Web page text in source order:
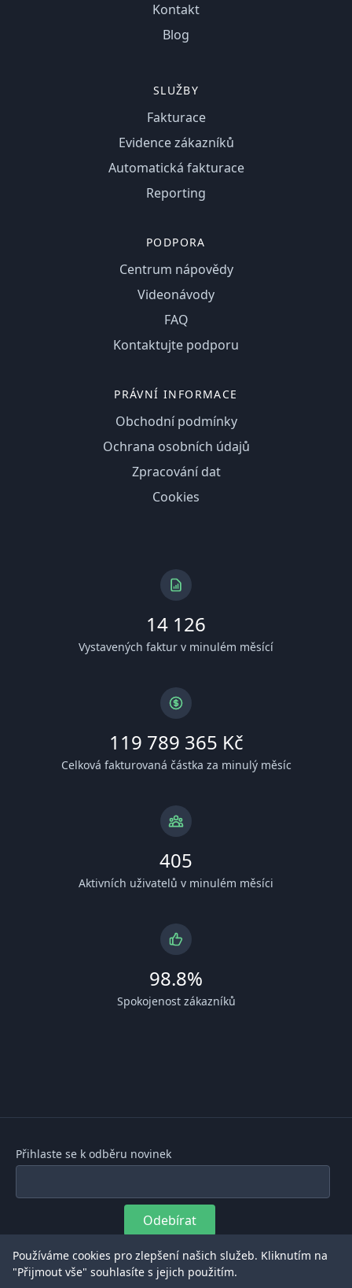
Používáme cookies pro zlepšení našich služeb. Kliknutím na
"Přijmout vše" souhlasíte s jejich použitím.
Kontakt
Blog
SLUŽBY
Fakturace
Evidence zákazníků
Automatická fakturace
Reporting
PODPORA
Centrum nápovědy
Videonávody
FAQ
Kontaktujte podporu
PRÁVNÍ INFORMACE
Obchodní podmínky
Ochrana osobních údajů
Zpracování dat
Cookies
14 126
Vystavených faktur v minulém měsící
119 789 365 Kč
Celková fakturovaná částka za minulý měsíc
405
Aktivních uživatelů v minulém měsíci
98.8%
Spokojenost zákazníků
Přihlaste se k odběru novinek
Odebírat
Získejte nejnovější informace o našich produktech a
službáchpřímo do vaší e-mailové schránky.